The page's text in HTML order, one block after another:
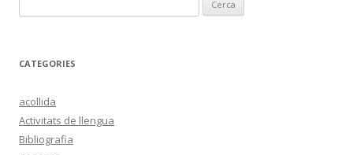
e
c
CATEGORIES
acollida
Activitats de llengua
Bibliografia